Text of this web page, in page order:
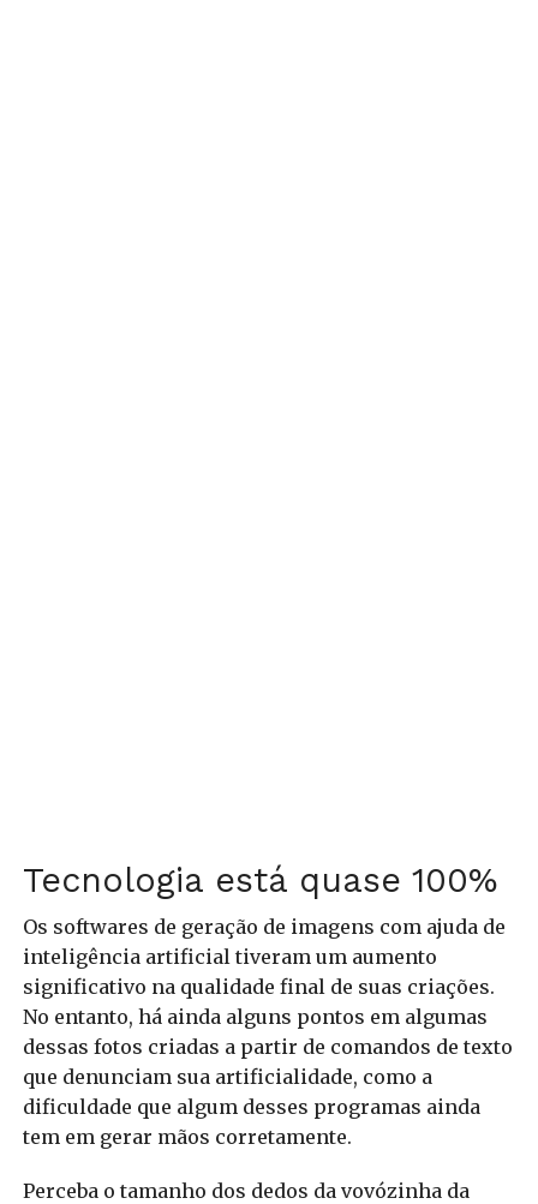
Tecnologia está quase 100%
Os softwares de geração de imagens com ajuda de
inteligência artificial tiveram um aumento
significativo na qualidade final de suas criações.
No entanto, há ainda alguns pontos em algumas
dessas fotos criadas a partir de comandos de texto
que denunciam sua artificialidade, como a
dificuldade que algum desses programas ainda
tem em gerar mãos corretamente.
Perceba o tamanho dos dedos da vovózinha da